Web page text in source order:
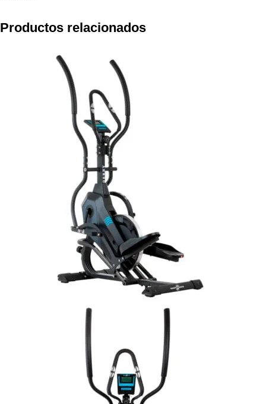
Productos relacionados